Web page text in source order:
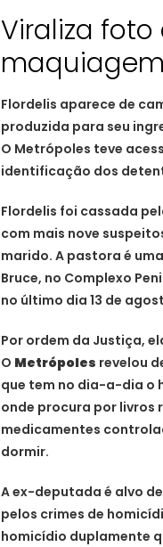
Viraliza foto
Flordelis aparece de
produzida para seu
O Metrópoles teve
identificação dos
Flordelis foi cassada
com mais nove
marido. A pastora é
Bruce, no Complexo
no último dia 13 de
Por ordem da Justiça,
O Metrópoles revelou
que tem no dia-a-dia o
onde procura por livros
medicamentes
dormir.
A ex-deputada é alvo
pelos crimes de
homicídio duplamente